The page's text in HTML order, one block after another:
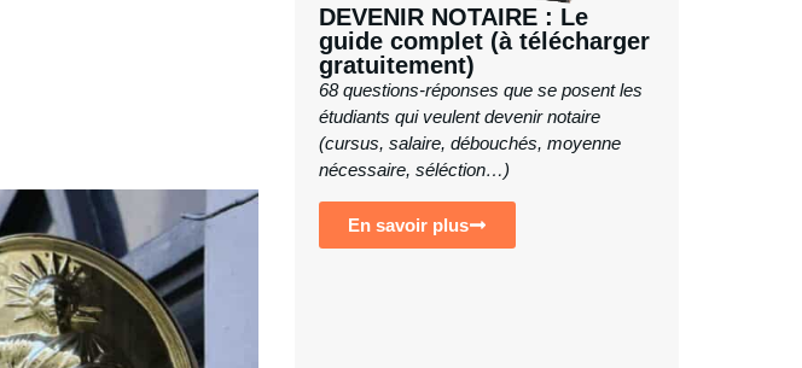
DEVENIR NOTAIRE : Le
guide complet (à télécharger
gratuitement)
68 questions-réponses que se posent les
étudiants qui veulent devenir notaire
(cursus, salaire, débouchés, moyenne
nécessaire, séléction…)
En savoir plus